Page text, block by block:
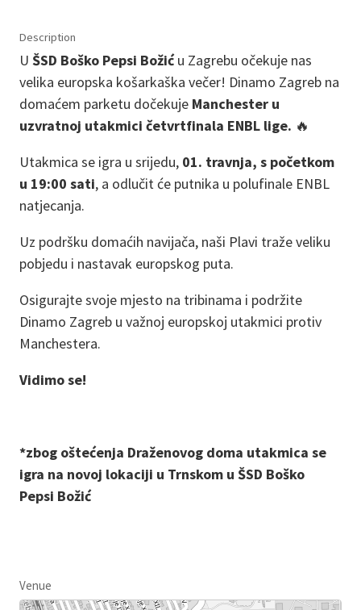
Description
U ŠSD Boško Pepsi Božiću Zagrebu očekuje nas
velika europska košarkaška večer! Dinamo Zagreb na
domaćem parketu dočekuje Manchester u
uzvratnoj utakmici četvrtfinala ENBL lige. 🔥
Utakmica se igra u srijedu, 01. travnja, s početkom
u 19:00 sati, a odlučit će putnika u polufinale ENBL
natjecanja.
Uz podršku domaćih navijača, naši Plavi traže veliku
pobjedu i nastavak europskog puta.
Osigurajte svoje mjesto na tribinama i podržite
Dinamo Zagreb u važnoj europskoj utakmici protiv
Manchestera.
Vidimo se!
*zbog oštećenja Draženovog doma utakmica se
igra na novoj lokaciji u Trnskom u ŠSD Boško
Pepsi Božić
Venue